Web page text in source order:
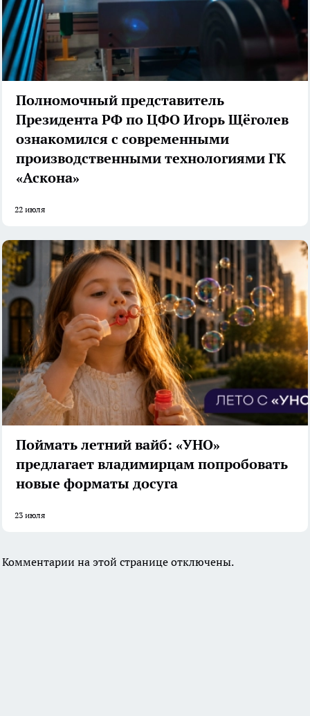
Полномочный представитель
Президента РФ по ЦФО Игорь Щёголев
ознакомился с современными
производственными технологиями ГК
«Аскона»
22 июля
Поймать летний вайб: «УНО»
предлагает владимирцам попробовать
новые форматы досуга
23 июля
Комментарии на этой странице отключены.